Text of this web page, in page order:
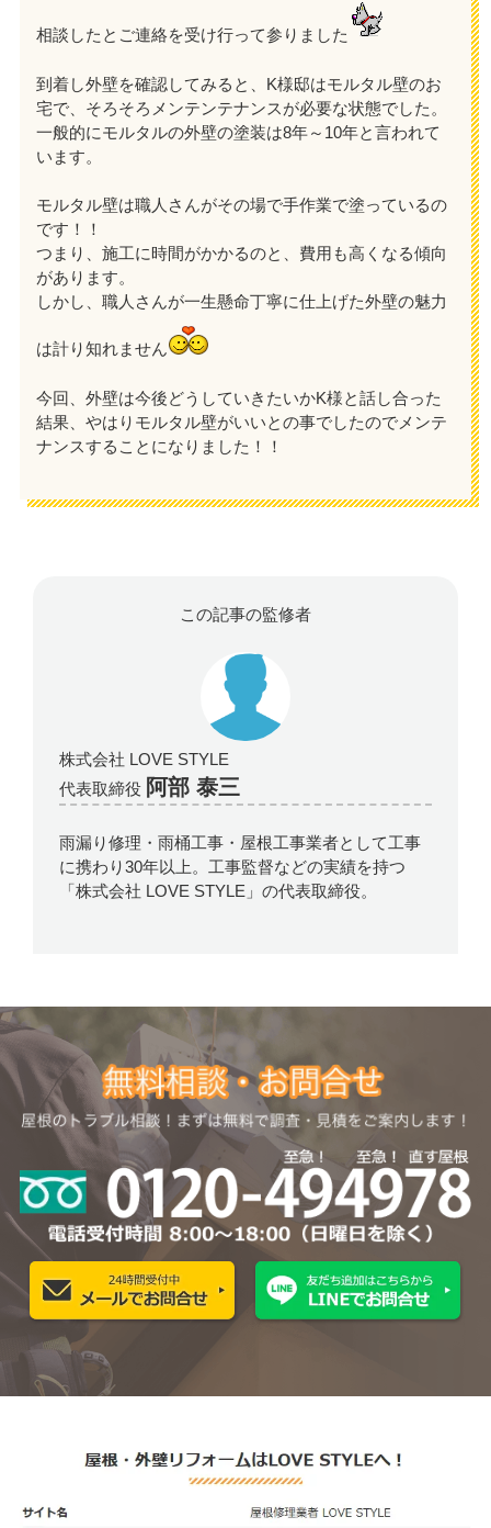
相談したとご連絡を受け行って参りました
到着し外壁を確認してみると、K様邸はモルタル壁のお
宅で、そろそろメンテンテナンスが必要な状態でした。
一般的にモルタルの外壁の塗装は8年～10年と言われて
います。
モルタル壁は職人さんがその場で手作業で塗っているの
です！！
つまり、施工に時間がかかるのと、費用も高くなる傾向
があります。
しかし、職人さんが一生懸命丁寧に仕上げた外壁の魅力
は計り知れません
今回、外壁は今後どうしていきたいかK様と話し合った
結果、やはりモルタル壁がいいとの事でしたのでメンテ
ナンスすることになりました！！
この記事の監修者
株式会社 LOVE STYLE
代表取締役 阿部 泰三
雨漏り修理・雨桶工事・屋根工事業者として工事
に携わり30年以上。工事監督などの実績を持つ
「株式会社 LOVE STYLE」の代表取締役。